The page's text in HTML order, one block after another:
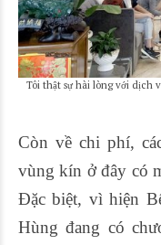
Tôi thật sự hài lòng với dịch
Còn về chi phí,
vùng kín ở đây có
Đặc biệt, vì hiện
Hùng đang có